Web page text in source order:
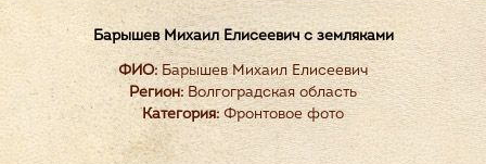
Барышев Михаил Елисеевич с земляками
ФИО: Барышев Михаил Елисеевич
Регион:Волгоградская область
Категория: Фронтовое фото